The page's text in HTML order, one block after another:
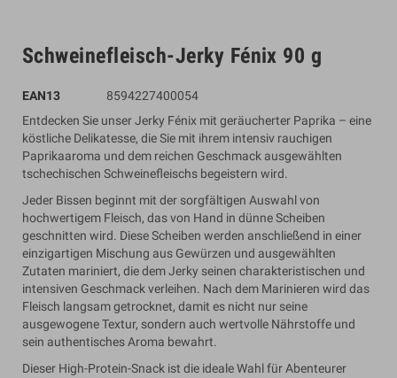
Schweinefleisch-Jerky Fénix 90 g
EAN13
8594227400054
Entdecken Sie unser Jerky Fénix mit geräucherter Paprika – eine
köstliche Delikatesse, die Sie mit ihrem intensiv rauchigen
Paprikaaroma und dem reichen Geschmack ausgewählten
tschechischen Schweinefleischs begeistern wird.
Jeder Bissen beginnt mit der sorgfältigen Auswahl von
hochwertigem Fleisch, das von Hand in dünne Scheiben
geschnitten wird. Diese Scheiben werden anschließend in einer
einzigartigen Mischung aus Gewürzen und ausgewählten
Zutaten mariniert, die dem Jerky seinen charakteristischen und
intensiven Geschmack verleihen. Nach dem Marinieren wird das
Fleisch langsam getrocknet, damit es nicht nur seine
ausgewogene Textur, sondern auch wertvolle Nährstoffe und
sein authentisches Aroma bewahrt.
Dieser High-Protein-Snack ist die ideale Wahl für Abenteurer